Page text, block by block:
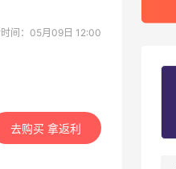
间：05月09日 12:00
去购买 拿返利